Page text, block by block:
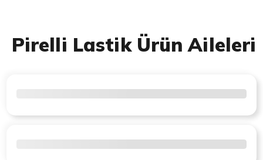
Pirelli Lastik Ürün Aileleri